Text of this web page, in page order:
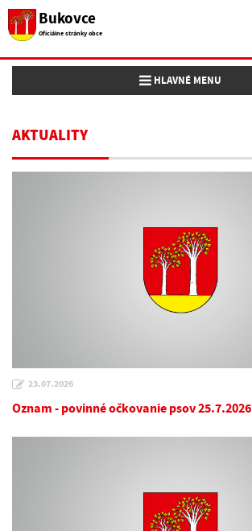
Bukovce
Oficiálne stránky obce
Toggle navigation
HLAVNÉ MENU
AKTUALITY
23.07.2026
Oznam - povinné očkovanie psov 25.7.2026